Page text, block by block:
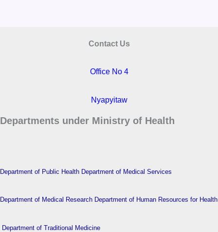
Contact Us
Office No 4
Nyapyitaw
Departments under Ministry of Health
Department of Public Health Department of Medical Services
Department of Medical Research Department of Human Resources for Health
Department of Traditional Medicine